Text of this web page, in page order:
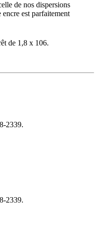
de nos dispersions
est parfaitement
de 1,8 x 106.
2339.
2339.